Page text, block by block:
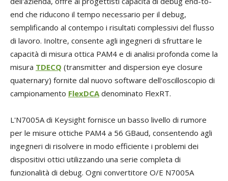
end che riducono il tempo necessario per il debug,
semplificando al contempo i risultati complessivi del flusso
di lavoro. Inoltre, consente agli ingegneri di sfruttare le
capacità di misura ottica PAM4 e di analisi profonda come la
misura TDECQ (transmitter and dispersion eye closure
quaternary) fornite dal nuovo software dell'oscilloscopio di
campionamento FlexDCA denominato FlexRT.
L'N7005A di Keysight fornisce un basso livello di rumore
per le misure ottiche PAM4 a 56 GBaud, consentendo agli
ingegneri di risolvere in modo efficiente i problemi dei
dispositivi ottici utilizzando una serie completa di
funzionalità di debug. Ogni convertitore O/E N7005A